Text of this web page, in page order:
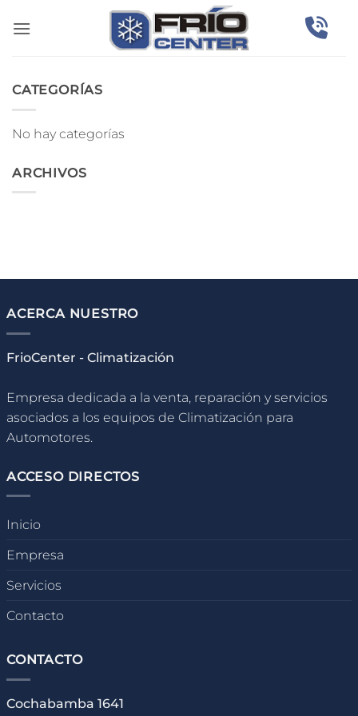
CATEGORÍAS
No hay categorías
ARCHIVOS
ACERCA NUESTRO
FrioCenter - Climatización
Empresa dedicada a la venta, reparación y servicios
asociados a los equipos de Climatización para
Automotores.
ACCESO DIRECTOS
Inicio
Empresa
Servicios
Contacto
CONTACTO
Cochabamba 1641